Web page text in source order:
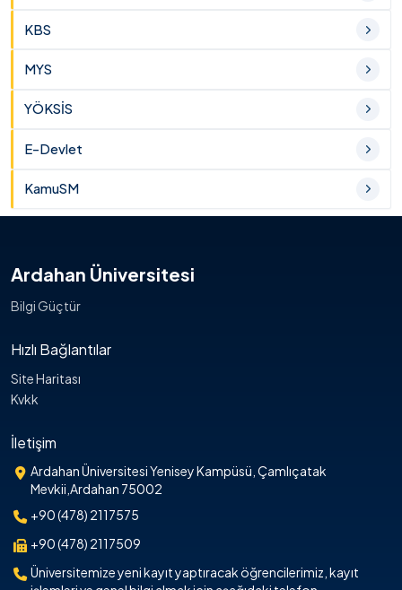
KBS
MYS
YÖKSİS
E-Devlet
KamuSM
Ardahan Üniversitesi
Bilgi Güçtür
Hızlı Bağlantılar
Site Haritası
Kvkk
İletişim
Ardahan Üniversitesi Yenisey Kampüsü, Çamlıçatak
Mevkii,Ardahan 75002
+90 (478) 2117575
+90 (478) 2117509
Üniversitemize yeni kayıt yaptıracak öğrencilerimiz, kayıt